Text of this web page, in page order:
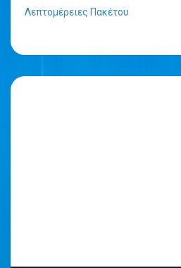
Λεπτομέρειες Πακέτου